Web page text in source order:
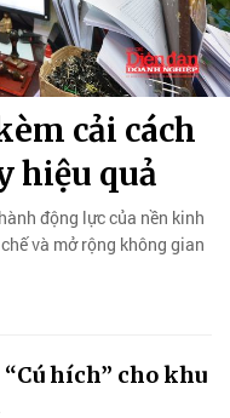
cải cách
hiệu quả
động lực của nền kinh
và mở rộng không gian
hích” cho khu